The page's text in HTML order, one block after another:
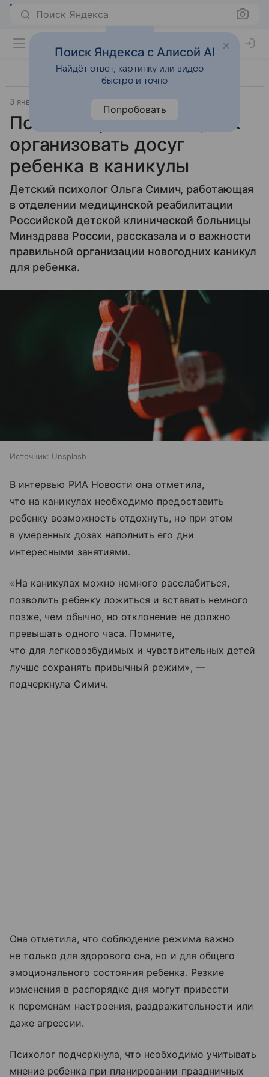
Поиск Яндекса
3 января 2026
Психолог рассказала, как
организовать досуг
ребенка в каникулы
Детский психолог Ольга Симич, работающая
в отделении медицинской реабилитации
Российской детской клинической больницы
Минздрава России, рассказала и о важности
правильной организации новогодних каникул
для ребенка.
Источник: Unsplash
В интервью РИА Новости она отметила,
что на каникулах необходимо предоставить
ребенку возможность отдохнуть, но при этом
в умеренных дозах наполнить его дни
интересными занятиями.
«На каникулах можно немного расслабиться,
позволить ребенку ложиться и вставать немного
позже, чем обычно, но отклонение не должно
превышать одного часа. Помните,
что для легковозбудимых и чувствительных детей
лучше сохранять привычный режим», —
подчеркнула Симич.
Она отметила, что соблюдение режима важно
не только для здорового сна, но и для общего
эмоционального состояния ребенка. Резкие
изменения в распорядке дня могут привести
к переменам настроения, раздражительности или
даже агрессии.
Психолог подчеркнула, что необходимо учитывать
мнение ребенка при планировании праздничных
Поиск Яндекса с Алисой AI
Найдёт ответ, картинку или видео —
быстро и точно
Попробовать